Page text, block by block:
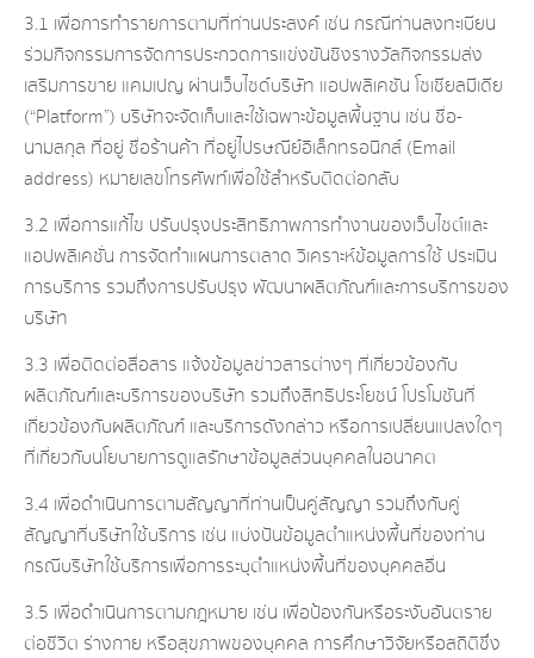
3.1 เพื่อการทำรายการตามที่ท่านประสงค์ เช่น กรณีท่านลงทะเบียน
ร่วมกิจกรรมการจัดการประกวดการแข่งขันชิงรางวัลกิจกรรมส่ง
เสริมการขาย แคมเปญ ผ่านเว็บไซด์บริษัท แอปพลิเคชัน โซเชียลมีเดีย
(“Platform”) บริษัทจะจัดเก็บและใช้เฉพาะข้อมูลพื้นฐาน เช่น ชื่อ-
นามสกุล ที่อยู่ ชื่อร้านค้า ที่อยู่ไปรษณีย์อิเล็กทรอนิกส์ (Email
address) หมายเลขโทรศัพท์เพื่อใช้สำหรับติดต่อกลับ
3.2 เพื่อการแก้ไข ปรับปรุงประสิทธิภาพการทำงานของเว็บไซต์และ
แอปพลิเคชั่น การจัดทำแผนการตลาด วิเคราะห์ข้อมูลการใช้ ประเมิน
การบริการ รวมถึงการปรับปรุง พัฒนาผลิตภัณฑ์และการบริการของ
บริษัท
3.3 เพื่อติดต่อสื่อสาร แจ้งข้อมูลข่าวสารต่างๆ ที่เกี่ยวข้องกับ
ผลิตภัณฑ์และบริการของบริษัท รวมถึงสิทธิประโยชน์ โปรโมชันที่
เกี่ยวข้องกับผลิตภัณฑ์ และบริการดังกล่าว หรือการเปลี่ยนแปลงใดๆ
ที่เกี่ยวกับนโยบายการดูแลรักษาข้อมูลส่วนบุคคลในอนาคต
3.4 เพื่อดำเนินการตามสัญญาที่ท่านเป็นคู่สัญญา รวมถึงกับคู่
สัญญาที่บริษัทใช้บริการ เช่น แบ่งปันข้อมูลตำแหน่งพื้นที่ของท่าน
กรณีบริษัทใช้บริการเพื่อการระบุตำแหน่งพื้นที่ของบุคคลอื่น
3.5 เพื่อดำเนินการตามกฎหมาย เช่น เพื่อป้องกันหรือระงับอันตราย
ต่อชีวิต ร่างกาย หรือสุขภาพของบุคคล การศึกษาวิจัยหรือสถิติซึ่ง